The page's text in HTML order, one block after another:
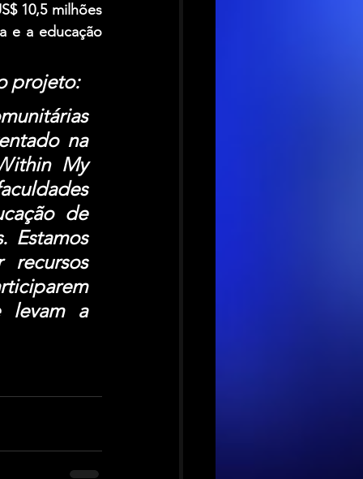
10,5 milhões
e a educação
projeto:
na
My
de
Estamos
levam a